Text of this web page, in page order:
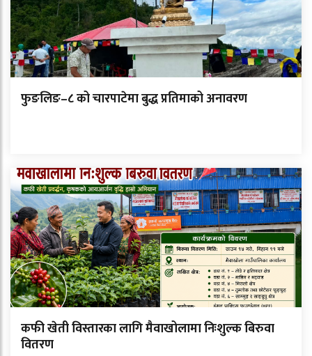
फुङलिङ–८ को चारपाटेमा बुद्ध प्रतिमाको अनावरण
कफी खेती विस्तारका लागि मैवाखोलामा निःशुल्क बिरुवा
वितरण